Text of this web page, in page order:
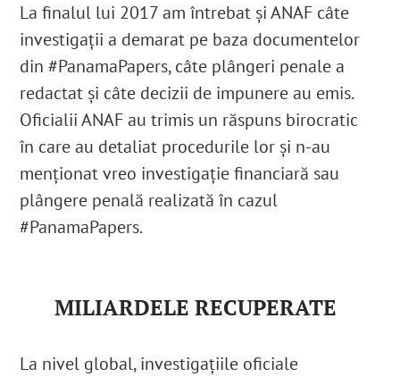
La finalul lui 2017 am întrebat și ANAF câte
investigații a demarat pe baza documentelor
din #PanamaPapers, câte plângeri penale a
redactat și câte decizii de impunere au emis.
Oficialii ANAF au trimis un răspuns birocratic
în care au detaliat procedurile lor și n-au
menționat vreo investigație financiară sau
plângere penală realizată în cazul
#PanamaPapers.
MILIARDELE RECUPERATE
La nivel global, investigațiile oficiale